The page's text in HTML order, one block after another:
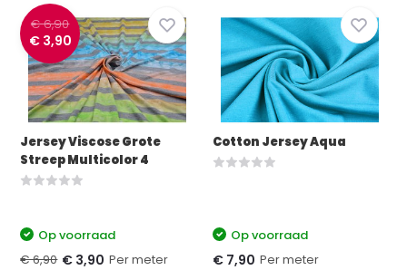
€ 6,90
€ 3,90
Jersey Viscose Grote
Streep Multicolor 4
Op voorraad
€ 6,90 € 3,90 Per meter
Cotton Jersey Aqua
Op voorraad
€ 7,90 Per meter